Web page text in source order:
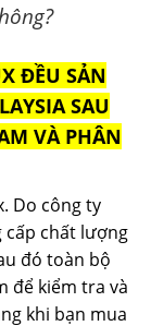
ĐỀU SẢN
SAU
VÀ PHÂN
Do công ty
chất lượng
đó toàn bộ
để kiểm tra và
khi bạn mua